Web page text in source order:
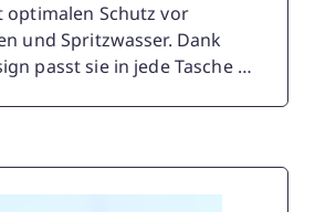
optimalen Schutz vor
und Spritzwasser. Dank
passt sie in jede Tasche –
für 14-16 Zoll
Silikon